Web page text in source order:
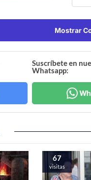
Mostrar
Suscríbete en
Whatsapp:
67
visitas